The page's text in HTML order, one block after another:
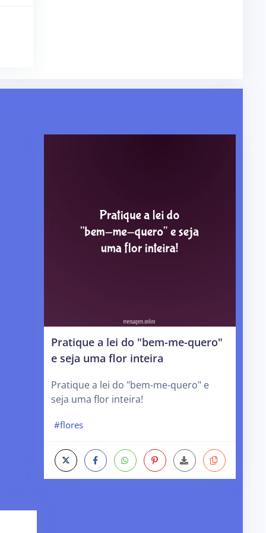
Pratique a lei do "bem-me-quero"
e seja uma flor inteira
Pratique a lei do "bem-me-quero" e
seja uma flor inteira!
#flores